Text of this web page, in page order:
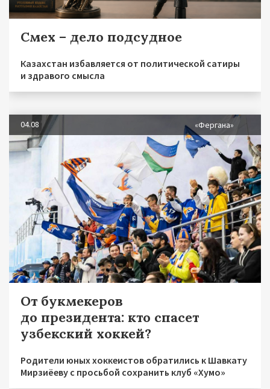
Смех – дело подсудное
Казахстан избавляется от политической сатиры
и здравого смысла
04.08 «Фергана»
От букмекеров
до президента: кто спасет
узбекский хоккей?
Родители юных хоккеистов обратились к Шавкату
Мирзиёеву с просьбой сохранить клуб «Хумо»